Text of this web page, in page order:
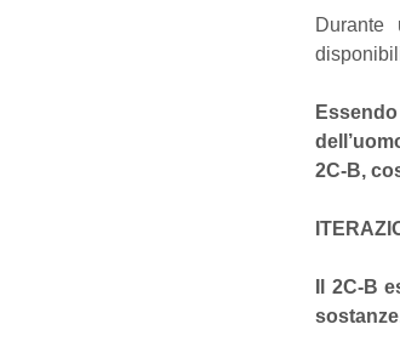
2C-B,
Il 2C-B